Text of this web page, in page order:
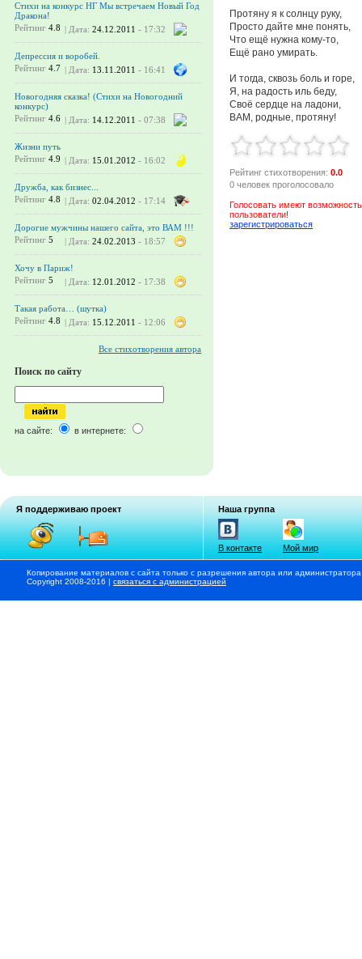
Стихи на конкурс НГ Мы встречаем Новый Год
Дракона!
Рейтинг 4.8 | Дата: 24.12.2011 - 17:32
Депрессия и воробей.
Рейтинг 4.7 | Дата: 13.11.2011 - 16:41
Новогодняя сказка! (Стихи на Новогодний
конкурс)
Рейтинг 4.6 | Дата: 14.12.2011 - 07:38
Жизни путь
Рейтинг 4.9 | Дата: 15.01.2012 - 16:02
Дружба, как бизнес...
Рейтинг 4.8 | Дата: 02.04.2012 - 17:14
Дорогие мужчины нашего сайта, это ВАМ !!!
Рейтинг 5 | Дата: 24.02.2013 - 18:57
Хочу в Париж!
Рейтинг 5 | Дата: 12.01.2012 - 17:38
Такая работа… (шутка)
Рейтинг 4.8 | Дата: 15.12.2011 - 12:06
Все стихотворения автора
Поиск по сайту
на сайте: в интернете:
Протяну я к солнцу руку,
Просто дайте мне понять,
Что ещё нужна кому-то,
Ещё рано умирать.
И тогда, сквозь боль и горе,
Я, на радость иль беду,
Своё сердце на ладони,
ВАМ, родные, протяну!
Рейтинг стихотворения: 0.0
0 человек проголосовало
Голосовать имеют
пользователи!
зарегистрироваться
Я поддерживаю проект Наша группа
В контакте Мой мир
Копирование материалов с сайта только с разрешения автора или
Copyright 2008-2016 | связаться с администрацией